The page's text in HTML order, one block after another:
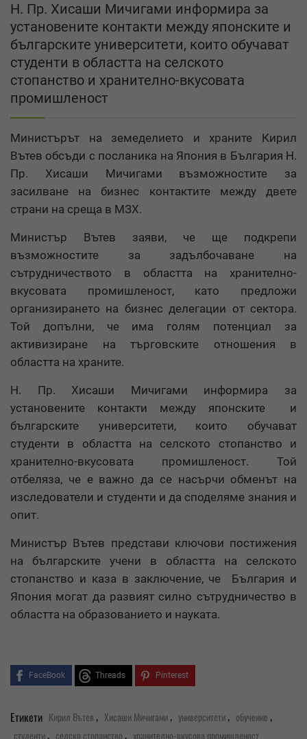
Н. Пр. Хисаши Мичигами информира за
установените контакти между японските и
българските университети, които обучават
студенти в областта на селското
стопанство и хранително-вкусовата
промишленост
Министърът на земеделието и храните Кирил
Вътев обсъди с посланика на Япония в България Н.
Пр. Хисаши Мичигами възможностите за
засилване на бизнес контактите между двете
страни на среща в МЗХ.
Министър Вътев заяви, че ще подкрепи
възможностите за задълбочаване на
сътрудничеството в областта на хранително-
вкусовата промишленост, като предложи
организирането на бизнес делегации от сектора.
Той допълни, че има голям потенциал за
активизиране на търговските отношения в
областта на храните.
Н. Пр. Хисаши Мичигами информира за
установените контакти между японските и
българските университети, които обучават
студенти в областта на селското стопанство и
хранително-вкусовата промишленост. Той
отбеляза, че е важно да се насърчи обменът на
изследователи и студенти и да споделяме знания и
опит.
Министър Вътев представи ключови постижения
на българските учени в областта на селското
стопанство и каза в заключение, че България и
Япония могат да развият силно сътрудничество в
областта на образованието и науката.
FaceBook Threads Pinterest
Етикети Кирил Вътев, Хисаши Мичигами, университети, обучение,
студенти, селско стопанство, хранително-вкусова промишленост